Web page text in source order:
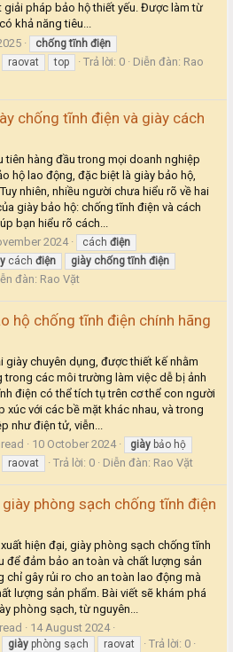
giải pháp bảo hộ thiết yếu. Được làm từ
khả năng tiêu...
chống tĩnh điện
raovat top Trả lời: 0 Diễn đàn: Rao
chống tĩnh điện và giày cách
tiên hàng đầu trong mọi doanh nghiệp
hộ lao động, đặc biệt là giày bảo hộ,
nhiên, nhiều người chưa hiểu rõ về hai
giày bảo hộ: chống tĩnh điện và cách
bạn hiểu rõ cách...
2024 cách điện
cách điện giày chống tĩnh điện
đàn: Rao Vặt
hộ chống tĩnh điện chính hãng
giày chuyên dụng, được thiết kế nhằm
trong các môi trường làm việc dễ bị ảnh
điện có thể tích tụ trên cơ thể con người
xúc với các bề mặt khác nhau, và trong
như điện tử, viễn...
10 October 2024 giày bảo hộ
raovat Trả lời: 0 Diễn đàn: Rao Vặt
phòng sạch chống tĩnh điện
hiện đại, giày phòng sạch chống tĩnh
để đảm bảo an toàn và chất lượng sản
chỉ gây rủi ro cho an toàn lao động mà
lượng sản phẩm. Bài viết sẽ khám phá
phòng sạch, từ nguyên...
14 August 2024
giày phòng sạch raovat
Trả lời: 0